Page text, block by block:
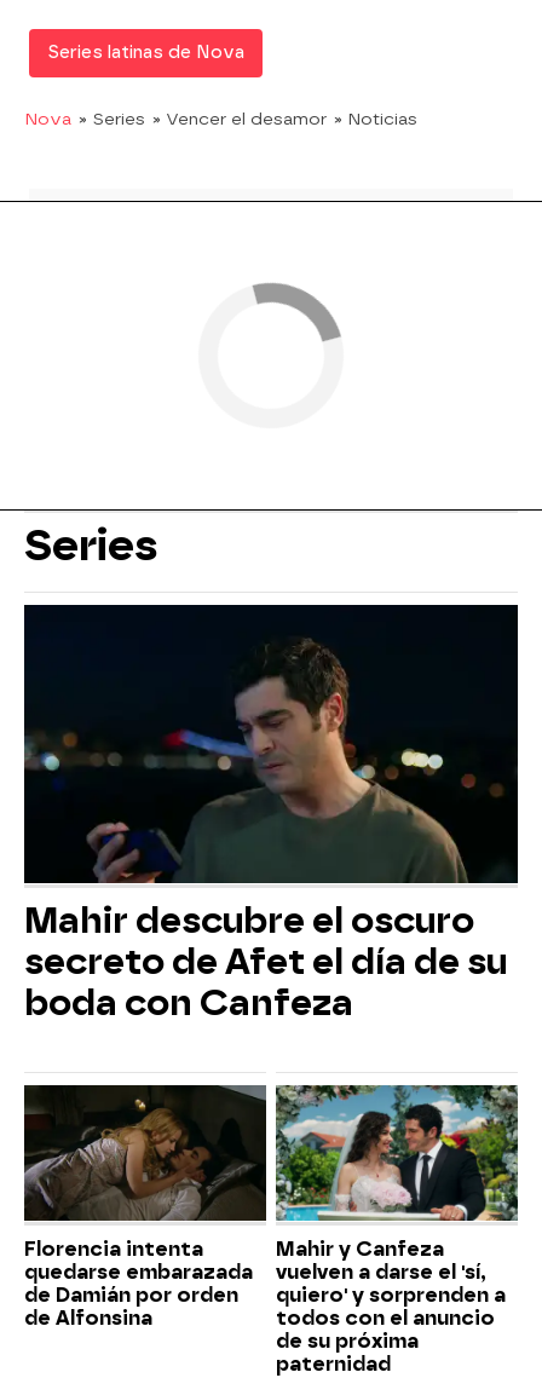
Series latinas de Nova
Nova » Series » Vencer el desamor » Noticias
Series
Mahir descubre el oscuro
secreto de Afet el día de su
boda con Canfeza
Florencia intenta
quedarse embarazada
de Damián por orden
de Alfonsina
Mahir y Canfeza
vuelven a darse el 'sí,
quiero' y sorprenden a
todos con el anuncio
de su próxima
paternidad